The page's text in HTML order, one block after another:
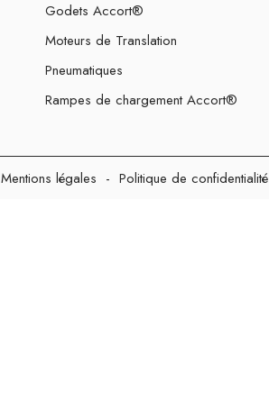
Godets Accort®
Moteurs de Translation
Pneumatiques
Rampes de chargement Accort®
Mentions légales - Politique de confidentialité